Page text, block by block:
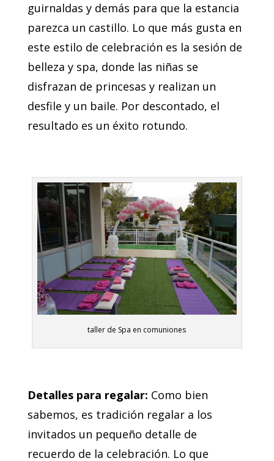
guirnaldas y demás para que la estancia
parezca un castillo. Lo que más gusta en
este estilo de celebración es la sesión de
belleza y spa, donde las niñas se
disfrazan de princesas y realizan un
desfile y un baile. Por descontado, el
resultado es un éxito rotundo.
taller de Spa en comuniones
Detalles para regalar: Como bien
sabemos, es tradición regalar a los
invitados un pequeño detalle de
recuerdo de la celebración. Lo que